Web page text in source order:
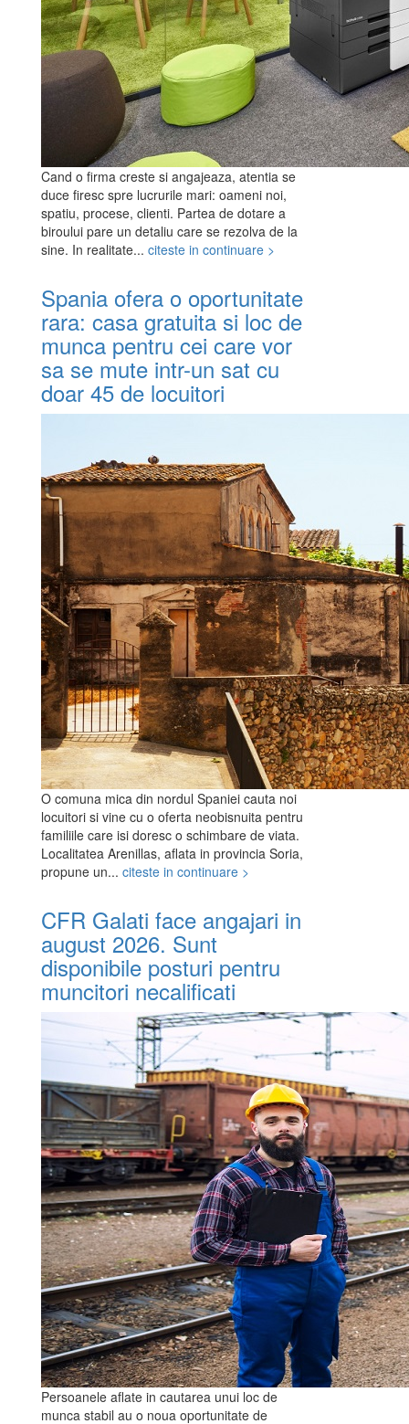
Cand o firma creste si angajeaza, atentia se
duce firesc spre lucrurile mari: oameni noi,
spatiu, procese, clienti. Partea de dotare a
biroului pare un detaliu care se rezolva de la
sine. In realitate... citeste in continuare >
Spania ofera o oportunitate
rara: casa gratuita si loc de
munca pentru cei care vor
sa se mute intr-un sat cu
doar 45 de locuitori
O comuna mica din nordul Spaniei cauta noi
locuitori si vine cu o oferta neobisnuita pentru
familiile care isi doresc o schimbare de viata.
Localitatea Arenillas, aflata in provincia Soria,
propune un... citeste in continuare >
CFR Galati face angajari in
august 2026. Sunt
disponibile posturi pentru
muncitori necalificati
Persoanele aflate in cautarea unui loc de
munca stabil au o noua oportunitate de